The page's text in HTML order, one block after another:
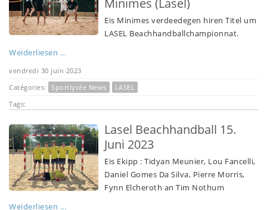
Minimes (Lasel)
Eis Minimes verdeedegen hiren Titel um
LASEL Beachhandballchampionnat.
Weiderliesen ...
vendredi 30 juin 2023
Catégories:
Sportlycée News
LASEL
Tags:
Lasel Beachhandball 15.
Juni 2023
Eis Ekipp : Tidyan Meunier, Lou Fancelli,
Daniel Gomes Da Silva, Pierre Morris,
Fynn Elcheroth an Tim Nothum
Weiderliesen ...